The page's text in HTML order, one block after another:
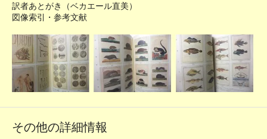
訳者あとがき（ベカエール直美）
図像索引・参考文献
その他の詳細情報